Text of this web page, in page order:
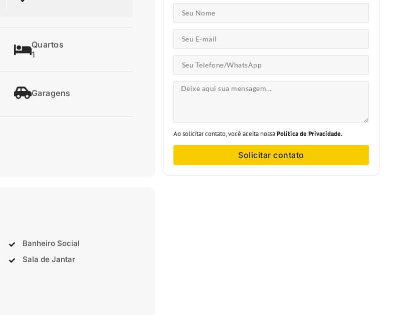
Quartos
1
Garagens
Banheiro Social
Sala de Jantar
Ao solicitar contato, você aceita nossaPolítica de Privacidade.
Solicitar contato